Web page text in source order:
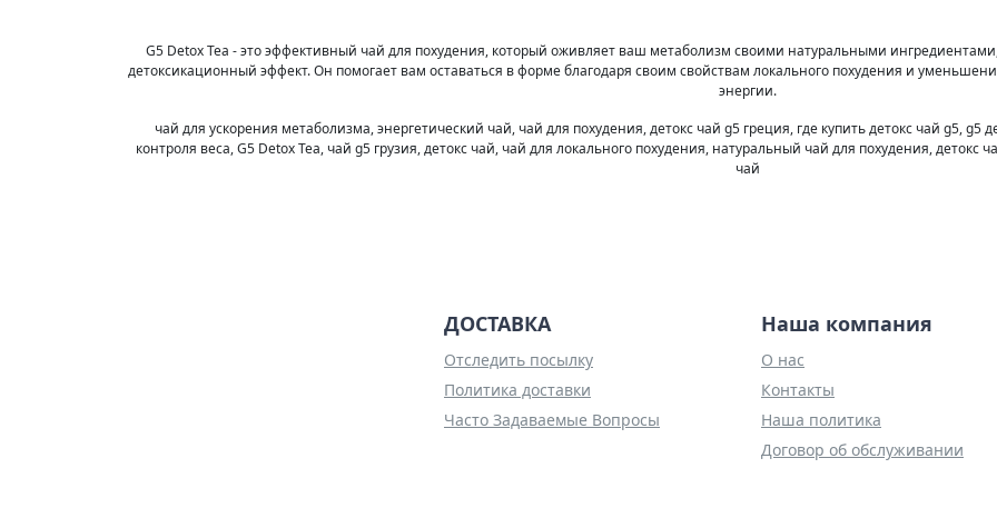
G5 Detox Tea - это эффективный чай для похудения, который оживляет ваш метаболизм своими натуральными
детоксикационный эффект. Он помогает вам оставаться в форме благодаря своим свойствам локального похудения и
энергии.
чай для ускорения метаболизма, энергетический чай, чай для похудения, детокс чай g5 греция, где купить детокс чай g5, g5
контроля веса, G5 Detox Tea, чай g5 грузия, детокс чай, чай для локального похудения, натуральный чай для похудения, детокс
чай
ДОСТАВКА
Отследить посылку
Политика доставки
Часто Задаваемые Вопросы
Наша компания
О нас
Контакты
Наша политика
Договор об обслуживании